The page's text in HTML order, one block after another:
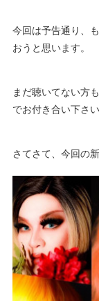
今回は予告通り、
おうと思います。
まだ聴いてない方
でお付き合い下さい
さてさて、今回の新